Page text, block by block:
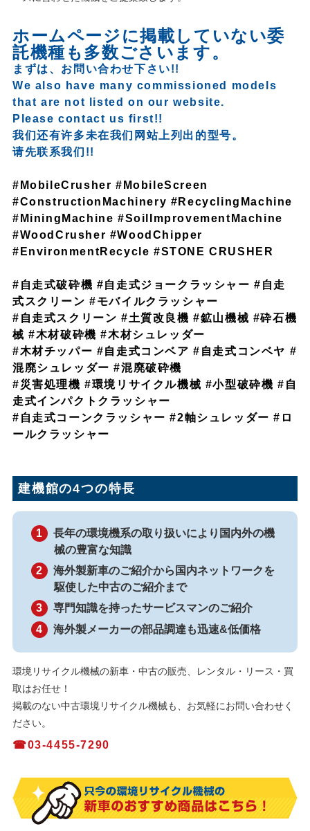
ホームページに掲載していない委
託機種も多数ごさいます。
まずは、お問い合わせ下さい!!
We also have many commissioned models
that are not listed on our website.
Please contact us first!!
我们还有许多未在我们网站上列出的型号。
请先联系我们!!
#MobileCrusher #MobileScreen
#ConstructionMachinery #RecyclingMachine
#MiningMachine #SoilImprovementMachine
#WoodCrusher #WoodChipper
#EnvironmentRecycle #STONE CRUSHER
#自走式破砕機 #自走式ジョークラッシャー #自走
式スクリーン #モバイルクラッシャー
#自走式スクリーン #土質改良機 #鉱山機械 #砕石機
械 #木材破砕機 #木材シュレッダー
#木材チッパー #自走式コンベア #自走式コンベヤ #
混廃シュレッダー #混廃破砕機
#災害処理機 #環境リサイクル機械 #小型破砕機 #自
走式インパクトクラッシャー
#自走式コーンクラッシャー #2軸シュレッダー #ロ
ールクラッシャー
建機館の4つの特長
長年の環境機系の取り扱いにより国内外の機
械の豊富な知識
海外製新車のご紹介から国内ネットワークを
駆使した中古のご紹介まで
専門知識を持ったサービスマンのご紹介
海外製メーカーの部品調達も迅速&低価格
環境リサイクル機械の新車・中古の販売、レンタル・リース・買
取はお任せ！
掲載のない中古環境リサイクル機械も、お気軽にお問い合わせく
ださい。
☎03-4455-7290